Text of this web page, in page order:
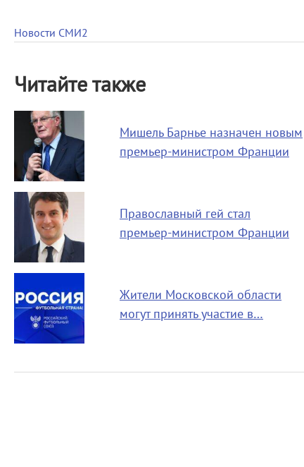
Новости СМИ2
Читайте также
Мишель Барнье назначен новым
премьер-министром Франции
Православный гей стал
премьер-министром Франции
Жители Московской области
могут принять участие в…